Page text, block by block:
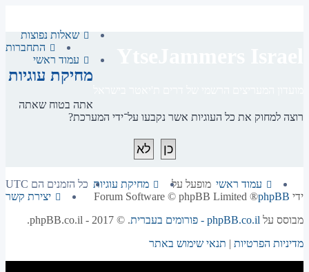
שאלות נפוצות
התחברות
עמוד ראשי
מחיקת עוגיות
אתה בטוח שאתה
רוצה למחוק את כל העוגיות אשר נקבעו על־ידי המערכת?
עמוד ראשי כל הזמנים הם UTC
מחיקת עוגיות
יצירת קשר
מופעל על
ידי phpBB
® Forum Software © phpBB Limited
מבוסס על phpBB.co.il - פורומים בעברית
. © 2017 - phpBB.co.il.
מדיניות הפרטיות | תנאי שימוש באתר